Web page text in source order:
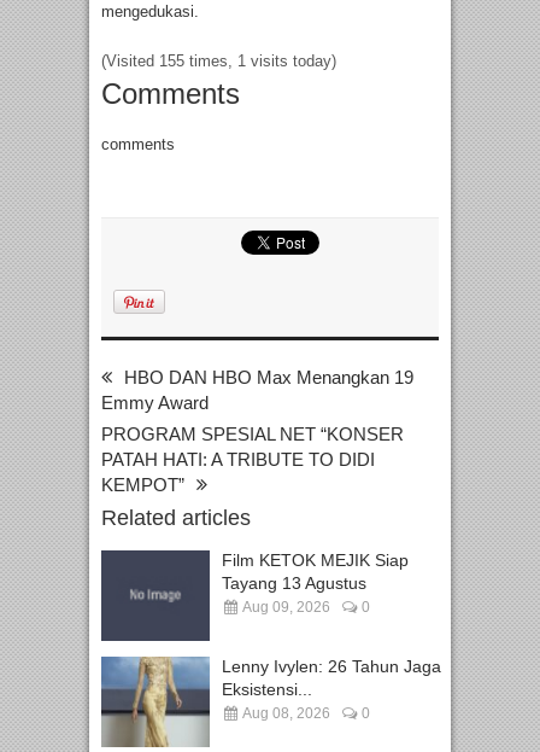
mengedukasi.
(Visited 155 times, 1 visits today)
Comments
comments
HBO DAN HBO Max Menangkan 19
Emmy Award
PROGRAM SPESIAL NET “KONSER
PATAH HATI: A TRIBUTE TO DIDI
KEMPOT”
Related articles
Film KETOK MEJIK Siap
Tayang 13 Agustus
Aug 09, 2026 0
Lenny Ivylen: 26 Tahun Jaga
Eksistensi...
Aug 08, 2026 0